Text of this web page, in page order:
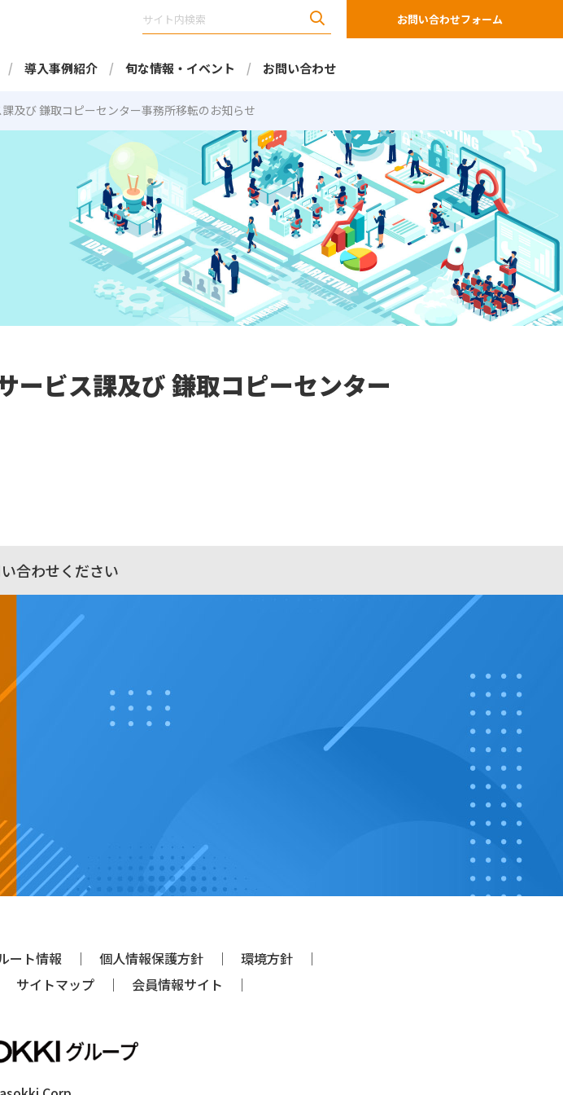
お問い合わせフォーム
導入事例紹介 旬な情報・イベント お問い合わせ
及び 鎌取コピーセンター事務所移転のお知らせ
ビス課及び 鎌取コピーセンター
合わせください
ート情報 個人情報保護方針
環境方針
サイトマップ 会員情報サイト